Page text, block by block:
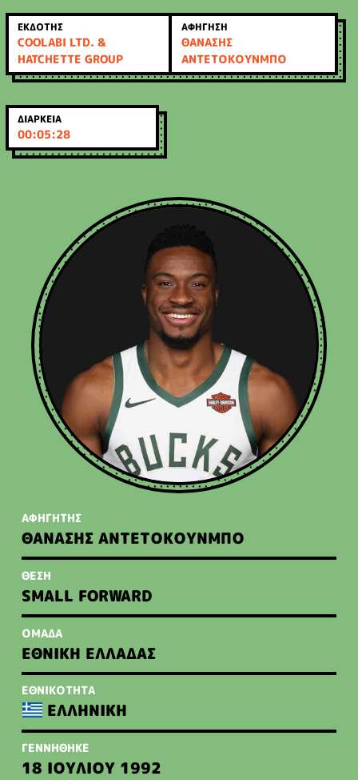
ΕΚΔΟΤΗΣ
COOLABI LTD. &
HATCHETTE GROUP
ΑΦΗΓΗΣΗ
ΘΑΝΑΣΗΣ
ΑΝΤΕΤΟΚΟΥΝΜΠΟ
ΔΙΑΡΚΕΙΑ
00:05:28
ΑΦΗΓΗΤΗΣ
ΘΑΝΑΣΗΣ ΑΝΤΕΤΟΚΟΥΝΜΠΟ
ΘΕΣΗ
SMALL FORWARD
ΟΜΑΔΑ
ΕΘΝΙΚΗ ΕΛΛΑΔΑΣ
ΕΘΝΙΚΟΤΗΤΑ
ΕΛΛΗΝΙΚΗ
ΓΕΝΝΗΘΗΚΕ
18 ΙΟΥΛΙΟΥ 1992